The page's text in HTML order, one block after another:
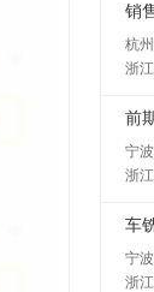
销
杭
浙
宁
浙
宁
浙